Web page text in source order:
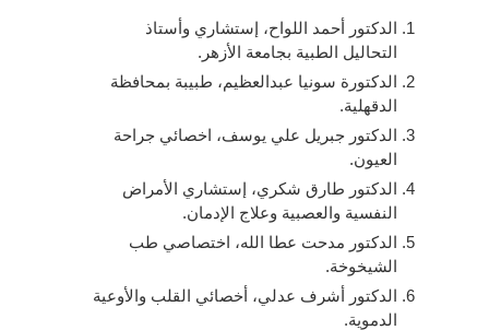
الدكتور أحمد اللواح، إستشاري وأستاذ
التحاليل الطبية بجامعة الأزهر.
الدكتورة سونيا عبدالعظيم، طبيبة بمحافظة
الدقهلية.
الدكتور جبريل علي يوسف، اخصائي جراحة
العيون.
الدكتور طارق شكري، إستشاري الأمراض
النفسية والعصبية وعلاج الإدمان.
الدكتور مدحت عطا الله، اختصاصي طب
الشيخوخة.
الدكتور أشرف عدلي، أخصائي القلب والأوعية
الدموية.